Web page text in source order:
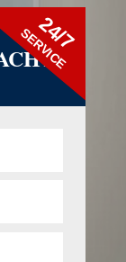
24/7
SERVICE